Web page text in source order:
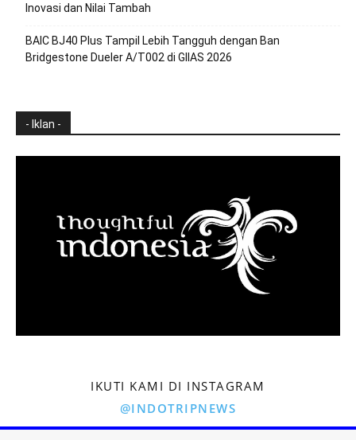
Inovasi dan Nilai Tambah
BAIC BJ40 Plus Tampil Lebih Tangguh dengan Ban
Bridgestone Dueler A/T002 di GIIAS 2026
- Iklan -
IKUTI KAMI DI INSTAGRAM
@INDOTRIPNEWS